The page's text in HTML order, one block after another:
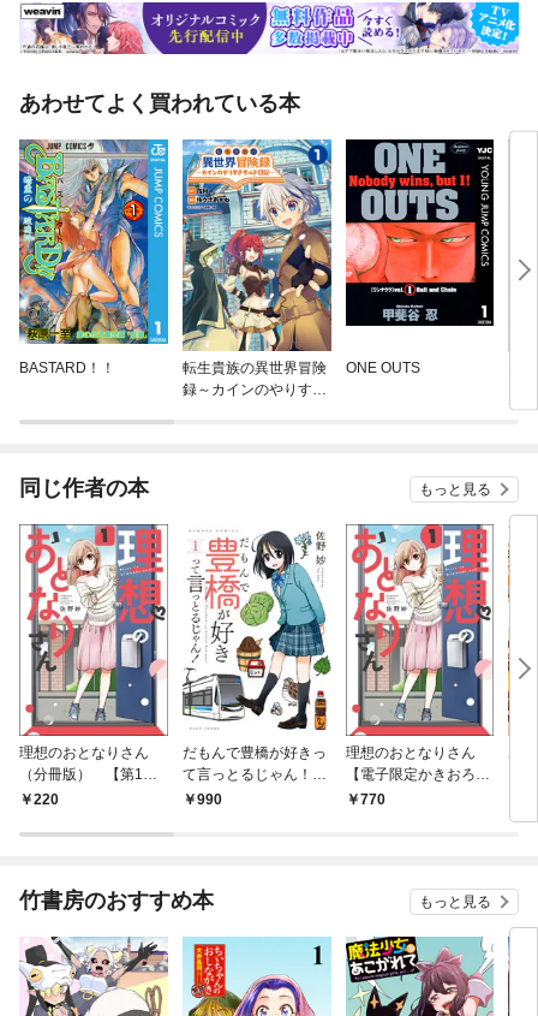
あわせてよく買われている本
BASTARD！！
転生貴族の異世界冒険
録～カインのやりすぎ
ONE OUTS
同じ作者の本 もっと見る
理想のおとなりさん
（分冊版） 【第1
話】220
だもんで豊橋が好きっ
て言っとるじゃん！
(1)990
理想のおとなりさん
【電子限定かきおろし
漫画付】 （1）
770
ホ
竹書房のおすすめ本 もっと見る